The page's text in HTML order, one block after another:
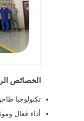
الخصائص
تكنولوجيا
أداء فعال